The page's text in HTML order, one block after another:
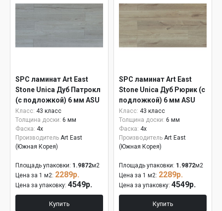
SPC ламинат Art East
Stone Unica Дуб Патрокл
(с подложкой) 6 мм ASU
802
Класс: 43 класс
Толщина доски: 6 мм
Фаска: 4x
Производитель Art East
(Южная Корея)
Площадь упаковки: 1.9872м2
Цена за 1 м2: 2289р.
Цена за упаковку: 4549р.
Купить
SPC ламинат Art East
Stone Unica Дуб Рюрик (с
подложкой) 6 мм ASU
808
Класс: 43 класс
Толщина доски: 6 мм
Фаска: 4x
Производитель Art East
(Южная Корея)
Площадь упаковки: 1.9872м2
Цена за 1 м2: 2289р.
Цена за упаковку: 4549р.
Купить